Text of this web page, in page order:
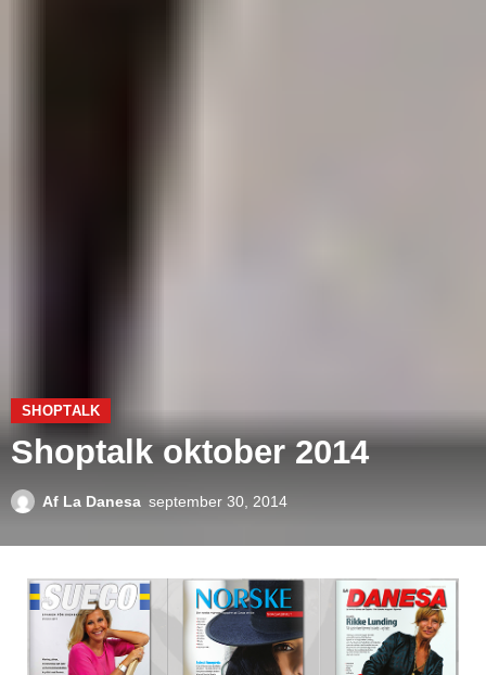
SHOPTALK
Shoptalk oktober 2014
Af La Danesa september 30, 2014